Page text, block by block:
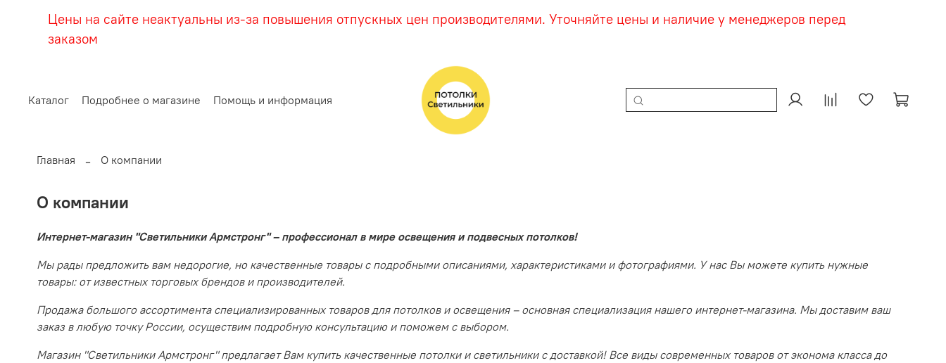
Цены на сайте неактуальны из-за повышения отпускных цен производителями. Уточняйте цены и наличие у менеджеров перед
заказом
Каталог Подробнее о магазине Помощь и информация
Главная О компании
О компании
Интернет-магазин "Светильники Армстронг" – профессионал в мире освещения и подвесных потолков!
Мы рады предложить вам недорогие, но качественные товары с подробными описаниями, характеристиками и фотографиями. У нас Вы можете купить нужные
товары: от известных торговых брендов и производителей.
Продажа большого ассортимента специализированных товаров для потолков и освещения – основная специализация нашего интернет-магазина. Мы доставим ваш
заказ в любую точку России, осуществим подробную консультацию и поможем с выбором.
Магазин "Светильники Армстронг" предлагает Вам купить качественные потолки и светильники с доставкой! Все виды современных товаров от эконома класса до